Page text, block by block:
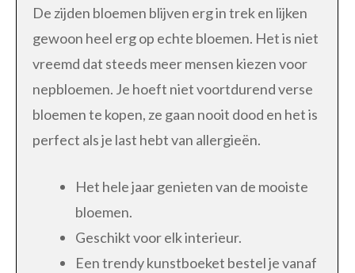
De zijden bloemen blijven erg in trek en lijken
gewoon heel erg op echte bloemen. Het is niet
vreemd dat steeds meer mensen kiezen voor
nepbloemen. Je hoeft niet voortdurend verse
bloemen te kopen, ze gaan nooit dood en het is
perfect als je last hebt van allergieën.
Het hele jaar genieten van de mooiste
bloemen.
Geschikt voor elk interieur.
Een trendy kunstboeket bestel je vanaf